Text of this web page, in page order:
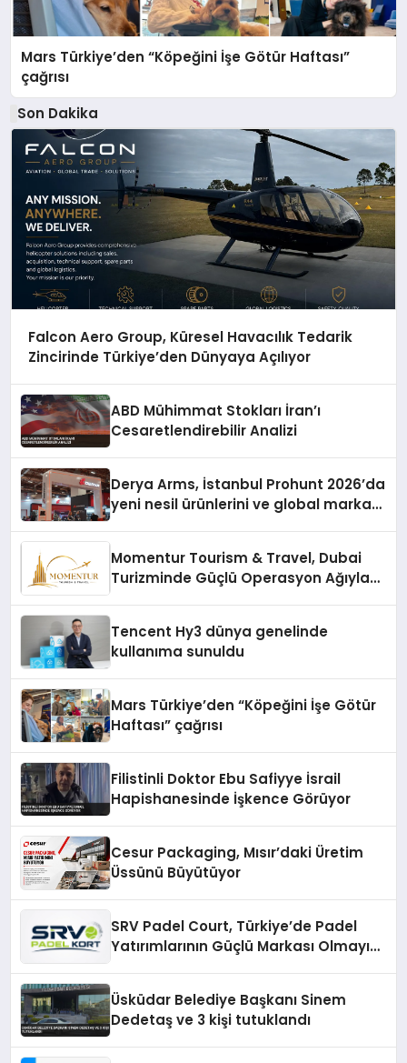
Mars Türkiye’den “Köpeğini İşe Götür Haftası”
çağrısı
Son Dakika
Falcon Aero Group, Küresel Havacılık Tedarik
Zincirinde Türkiye’den Dünyaya Açılıyor
ABD Mühimmat Stokları İran’ı
Cesaretlendirebilir Analizi
Derya Arms, İstanbul Prohunt 2026’da
yeni nesil ürünlerini ve global marka
Momentur Tourism & Travel, Dubai
Turizminde Güçlü Operasyon Ağıyla
Tencent Hy3 dünya genelinde
kullanıma sunuldu
Mars Türkiye’den “Köpeğini İşe Götür
Haftası” çağrısı
Filistinli Doktor Ebu Safiyye İsrail
Hapishanesinde İşkence Görüyor
Cesur Packaging, Mısır’daki Üretim
Üssünü Büyütüyor
SRV Padel Court, Türkiye’de Padel
Yatırımlarının Güçlü Markası Olmayı
Üsküdar Belediye Başkanı Sinem
Dedetaş ve 3 kişi tutuklandı